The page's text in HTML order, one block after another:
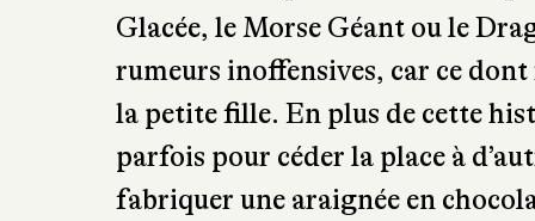
Glacée, le Morse Géant ou le
rumeurs inoffensives, car ce
la petite fille. En plus de cette
parfois pour céder la place à
fabriquer une araignée en